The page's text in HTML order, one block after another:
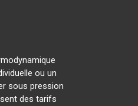
ou un
sous pression
des tarifs